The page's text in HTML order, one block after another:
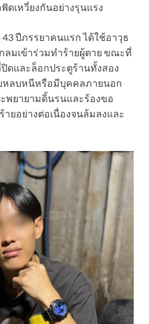
ดเหวี่ยงกันอย่างรุนแรง
ปีภรรยาคนแรก ได้ใช้อาวุธ
มเข้าร่วมทำร้ายผู้ตาย ขณะที่
ดและล็อกประตูร้านทั้งสอง
หลบหนีหรือมีบุคคลภายนอก
พยายามดิ้นรนและร้องขอ
ยอย่างต่อเนื่องจนล้มลงและ